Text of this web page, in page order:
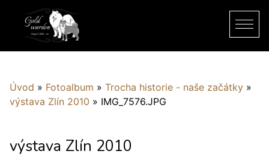
Úvod » Fotoalbum » Trocha historie - naše začátky »
výstava Zlín 2010 » IMG_7576.JPG
výstava Zlín 2010